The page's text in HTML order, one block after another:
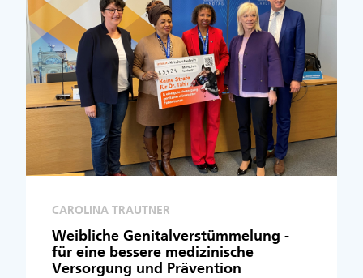
CAROLINA TRAUTNER
Weibliche Genitalverstümmelung -
für eine bessere medizinische
Versorgung und Prävention